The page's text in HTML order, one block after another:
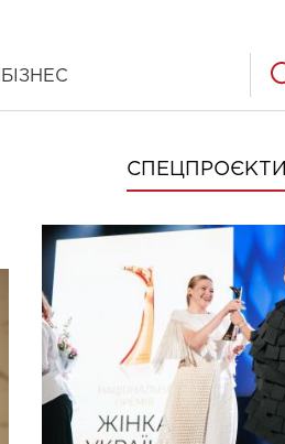
БІЗНЕС
СПЕЦПРОЄКТИ